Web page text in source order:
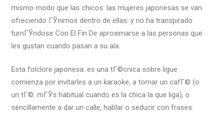
mismo modo que las chicos: las mujeres japonesas se van
ofreciendo ГЎnimos dentro de ellas: y no ha transpirado
turnГЎndose Con El Fin De aproximarse a las personas que
les gustan cuando pasan a su ala.
Esta folclore japonesa: es una tГ©cnica sobre ligue
comienza por invitarles a un karaoke, a tomar un cafГ© (o
un tГ©: mГЎs habitual cuando es la chica la que liga), o
sencillamente a dar un calle, hablar o seducir con frases.